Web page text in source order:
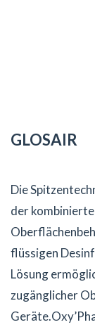
GLOSAIR
Die
der
flüssigen
Lösung
zugänglicher